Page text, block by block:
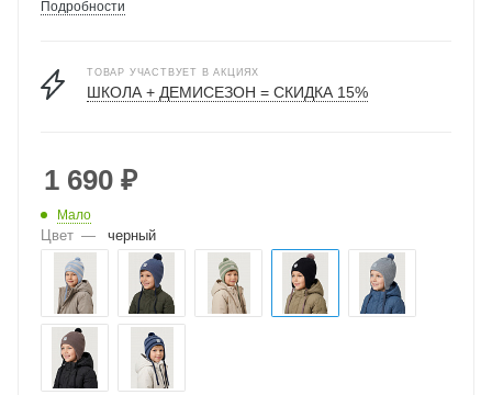
Подробности
ТОВАР УЧАСТВУЕТ В АКЦИЯХ
ШКОЛА + ДЕМИСЕЗОН = СКИДКА 15%
1 690 ₽
Мало
Цвет — черный